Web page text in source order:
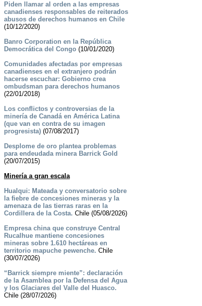
Piden llamar al orden a las empresas
canadienses responsables de reiterados
abusos de derechos humanos en Chile
(10/12/2020)
Banro Corporation en la República
Democrática del Congo(10/01/2020)
Comunidades afectadas por empresas
canadienses en el extranjero podrán
hacerse escuchar: Gobierno crea
ombudsman para derechos humanos
(22/01/2018)
Los conflictos y controversias de la
minería de Canadá en América Latina
(que van en contra de su imagen
progresista)(07/08/2017)
Desplome de oro plantea problemas
para endeudada minera Barrick Gold
(20/07/2015)
Minería a gran escala
Hualqui: Mateada y conversatorio sobre
la fiebre de concesiones mineras y la
amenaza de las tierras raras en la
Cordillera de la Costa. Chile (05/08/2026)
Empresa china que construye Central
Rucalhue mantiene concesiones
mineras sobre 1.610 hectáreas en
territorio mapuche pewenche. Chile
(30/07/2026)
“Barrick siempre miente”: declaración
de la Asamblea por la Defensa del Agua
y los Glaciares del Valle del Huasco.
Chile (28/07/2026)